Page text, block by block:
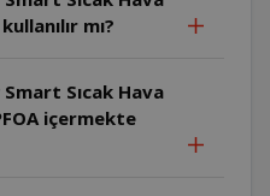
mı?
Sıcak Hava
içermekte